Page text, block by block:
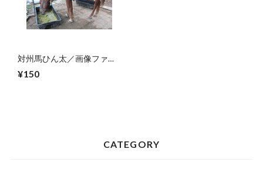
対州馬ひん太／画像ファイ
¥150
CATEGORY